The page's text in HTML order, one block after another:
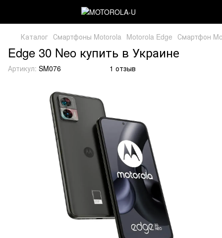
Каталог Смартфоны Motorola Motorola Edge Смартфон
Edge 30 Neo купить в Украине
Артикул: SM076 1 отзыв